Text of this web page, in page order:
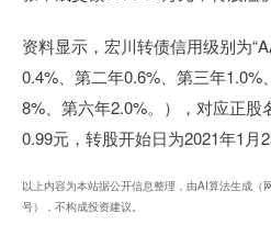
资料显示，宏川转债信用级别为
0.4%、第二年0.6%、第三年1.0%
8%、第六年2.0%。），对应正股
0.99元，转股开始日为2021年1月
以上内容为本站据公开信息整理，由AI算法生成
号），不构成投资建议。